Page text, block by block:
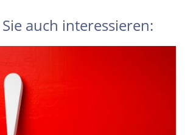
auch interessieren: